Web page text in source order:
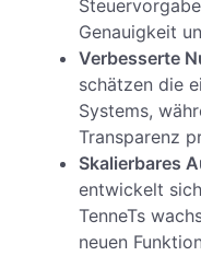
Genauigkeit
Verbesserte
schätzen die
Systems,
Transparenz
Skalierbares
entwickelt
TenneTs
neuen